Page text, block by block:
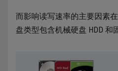
而影响读写速率的主要因素
盘类型包含机械硬盘 HDD 和